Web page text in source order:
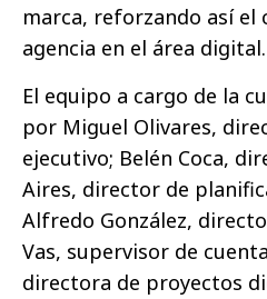
marca, reforzando así el
agencia en el área digital.
El equipo a cargo de la
por Miguel Olivares,
ejecutivo; Belén Coca,
Aires, director de
Alfredo González,
Vas, supervisor de
directora de proyectos